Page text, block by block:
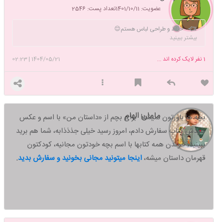
عضویت: 1401/10/11 تعداد پست: 2546
خیاط و طراحی لباس هستم😌
بیشتر ببینید
1404/05/21
|
02:23 1نفر لایک کرده اند ...
مامان الهام
بچه ها باورتون نمیشه! برای بچم از «داستان من» با اسم و عکس
خودش کتاب سفارش دادم، امروز رسید خیلی جذذذابه، شما هم برید
ببینید،خوندن همه کتابها با اسم بچه خودتون مجانیه، کودکتون
قهرمان داستان میشه،اینجا میتونید مجانی بخونید و سفارش بدید.